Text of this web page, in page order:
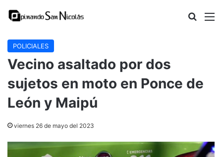
Buscar
POLICIALES
Vecino asaltado por dos
sujetos en moto en Ponce de
León y Maipú
viernes 26 de mayo del 2023